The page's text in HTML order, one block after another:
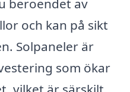
beroendet av
och kan på sikt
Solpaneler är
som ökar